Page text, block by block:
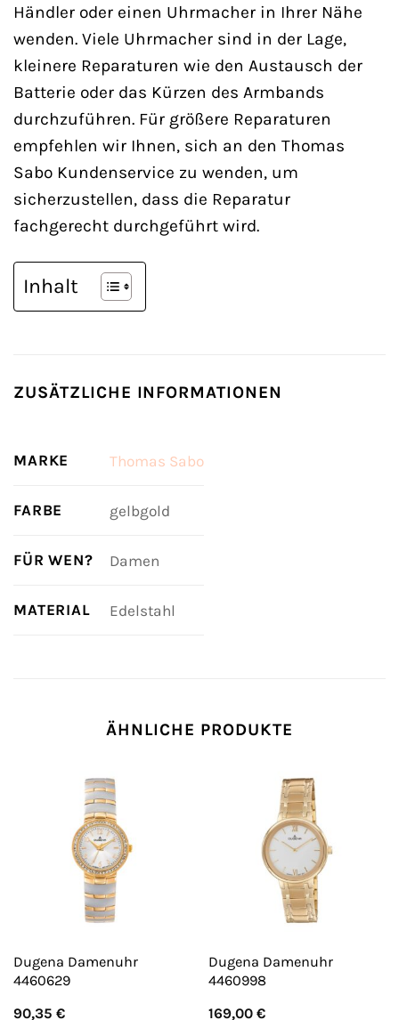
Händler oder einen Uhrmacher in Ihrer Nähe
wenden. Viele Uhrmacher sind in der Lage,
kleinere Reparaturen wie den Austausch der
Batterie oder das Kürzen des Armbands
durchzuführen. Für größere Reparaturen
empfehlen wir Ihnen, sich an den Thomas
Sabo Kundenservice zu wenden, um
sicherzustellen, dass die Reparatur
fachgerecht durchgeführt wird.
Inhalt
ZUSÄTZLICHE INFORMATIONEN
MARKE Thomas Sabo
FARBE gelbgold
FÜR WEN? Damen
MATERIAL Edelstahl
ÄHNLICHE PRODUKTE
Dugena Damenuhr
4460629
90,35 €
Dugena Damenuhr
4460998
169,00 €